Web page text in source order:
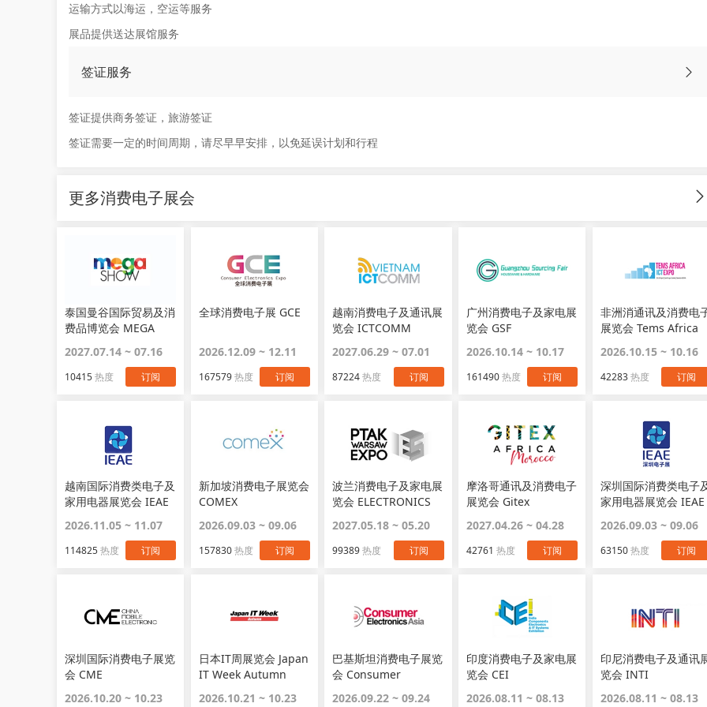
运输方式以海运，空运等服务
展品提供送达展馆服务
签证服务
签证提供商务签证，旅游签证
签证需要一定的时间周期，请尽早早安排，以免延误计划和行程
更多消费电子展会
泰国曼谷国际贸易及消
费品博览会 MEGA
2027.07.14 ~ 07.16
10415热度 订阅
全球消费电子展 GCE
2026.12.09 ~ 12.11
167579热度 订阅
越南消费电子及通讯展
览会 ICTCOMM
2027.06.29 ~ 07.01
87224热度 订阅
广州消费电子及家电展
览会 GSF
2026.10.14 ~ 10.17
161490热度 订阅
非洲消通讯及消费电
展览会 Tems Africa
2026.10.15 ~ 10.16
42283热度 订阅
越南国际消费类电子及
家用电器展览会 IEAE
2026.11.05 ~ 11.07
114825热度 订阅
新加坡消费电子展览会
COMEX
2026.09.03 ~ 09.06
157830热度 订阅
波兰消费电子及家电展
览会 ELECTRONICS
2027.05.18 ~ 05.20
99389热度 订阅
摩洛哥通讯及消费电子
展览会 Gitex
2027.04.26 ~ 04.28
42761 热度 订阅
深圳国际消费类电子
家用电器展览会 IEAE
2026.09.03 ~ 09.06
63150热度 订阅
深圳国际消费电子展览
会 CME
2026.10.20 ~ 10.23
日本IT周展览会 Japan
IT Week Autumn
2026.10.21 ~ 10.23
巴基斯坦消费电子展览
会 Consumer
2026.09.22 ~ 09.24
印度消费电子及家电展
览会 CEI
2026.08.11 ~ 08.13
印尼消费电子及通讯
览会 INTI
2026.08.11 ~ 08.13